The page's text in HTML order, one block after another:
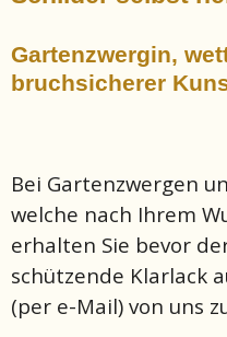
Gartenzwergin,
bruchsicherer
Bei Gartenzwergen
welche nach Ihrem
erhalten Sie bevor
schützende Klarlack
(per e-Mail) von uns